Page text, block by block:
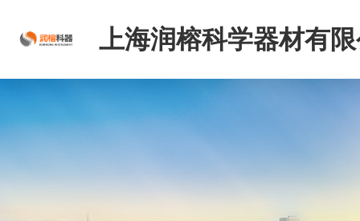
上海润榕科学器材有